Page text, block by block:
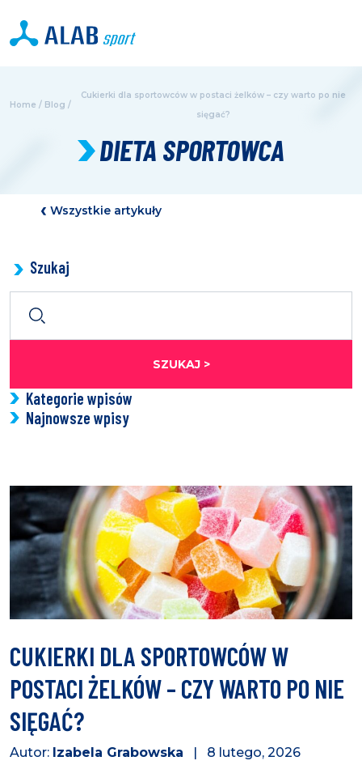
Wszystkie artykuły
Home / Blog /
Cukierki dla sportowców w postaci żelków – czy warto po nie
sięgać?
DIETA SPORTOWCA
Szukaj
SZUKAJ >
Kategorie wpisów
Najnowsze wpisy
CUKIERKI DLA SPORTOWCÓW W
POSTACI ŻELKÓW – CZY WARTO PO NIE
SIĘGAĆ?
Autor: Izabela Grabowska | 8 lutego, 2026